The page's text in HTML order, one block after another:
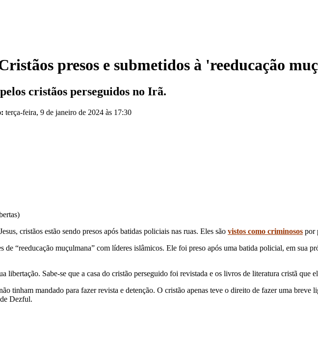
presos e submetidos à 'reeducação
cristãos perseguidos no Irã.
terça-feira, 9 de janeiro de 2024 às 17:30
cristãos estão sendo presos após batidas policiais nas ruas. Eles são vistos como criminosos por
“reeducação muçulmana” com líderes islâmicos. Ele foi preso após uma batida policial, em sua
libertação. Sabe-se que a casa do cristão perseguido foi revistada e os livros de literatura cristã que
tinham mandado para fazer revista e detenção. O cristão apenas teve o direito de fazer uma breve
Dezful.